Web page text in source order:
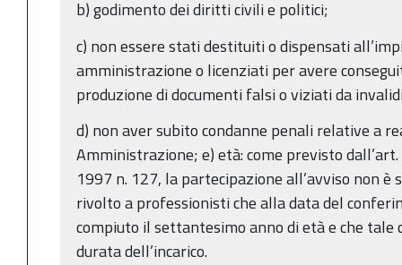
b) godimento dei diritti civili e politici;
c) non essere stati destituiti o dispensati
amministrazione o licenziati per avere
produzione di documenti falsi o viziati da
d) non aver subito condanne penali relative a
Amministrazione; e) età: come previsto
1997 n. 127, la partecipazione all’avviso non è
rivolto a professionisti che alla data del
compiuto il settantesimo anno di età e che
durata dell’incarico.